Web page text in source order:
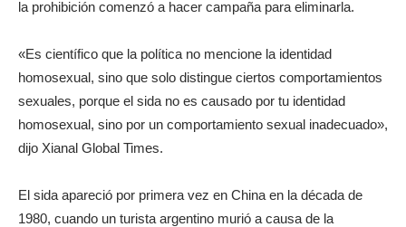
la prohibición comenzó a hacer campaña para eliminarla.
«Es científico que la política no mencione la identidad
homosexual, sino que solo distingue ciertos comportamientos
sexuales, porque el sida no es causado por tu identidad
homosexual, sino por un comportamiento sexual inadecuado»,
dijo Xianal Global Times.
El sida apareció por primera vez en China en la década de
1980, cuando un turista argentino murió a causa de la